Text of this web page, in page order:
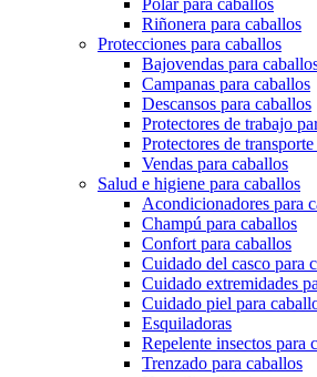
Polar para caballos
Riñonera para caballos
Protecciones para caballos
Bajovendas para
Campanas para caballos
Descansos para caballos
Protectores de trabajo
Protectores de
Vendas para caballos
Salud e higiene para caballos
Acondicionadores para
Champú para caballos
Confort para caballos
Cuidado del casco para
Cuidado extremidades
Cuidado piel para
Esquiladoras
Repelente insectos para
Trenzado para caballos